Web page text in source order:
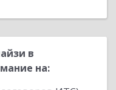
в
на: